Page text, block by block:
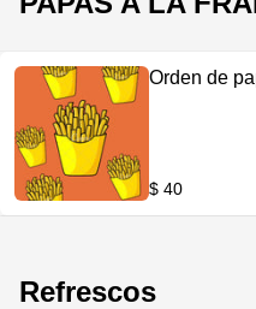
Orden de
$ 40
Refrescos